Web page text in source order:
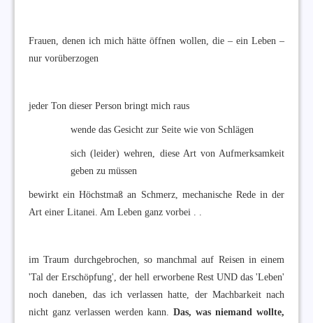
Frauen, denen ich mich hätte öffnen wollen, die – ein Leben –
nur vorüberzogen
jeder Ton dieser Person bringt mich raus
wende das Gesicht zur Seite wie von Schlägen
sich (leider) wehren, diese Art von Aufmerksamkeit
geben zu müssen
bewirkt ein Höchstmaß an Schmerz, mechanische Rede in der
Art einer Litanei. Am Leben ganz vorbei . .
im Traum durchgebrochen, so manchmal auf Reisen in einem
'Tal der Erschöpfung', der hell erworbene Rest UND das 'Leben'
noch daneben, das ich verlassen hatte, der Machbarkeit nach
nicht ganz verlassen werden kann. Das, was niemand wollte,